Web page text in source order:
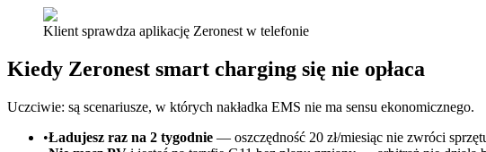
Klient sprawdza aplikację Zeronest w telefonie
Kiedy Zeronest smart charging się nie opłaca
Uczciwie: są scenariusze, w których nakładka EMS nie ma sensu ekonomicznego.
•Ładujesz raz na 2 tygodnie — oszczędność 20 zł/miesiąc nie zwróci